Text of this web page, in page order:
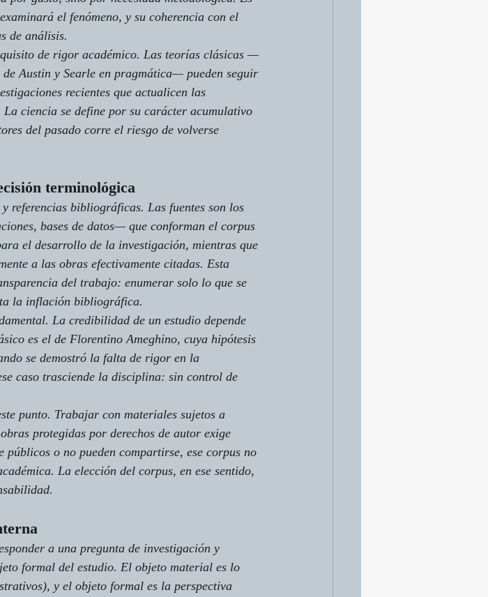
el fenómeno, y su coherencia con el
de análisis.
de rigor académico. Las teorías clásicas —
Austin y Searle en pragmática— pueden seguir
recientes que actualicen las
ciencia se define por su carácter acumulativo
del pasado corre el riesgo de volverse
terminológica
y referencias bibliográficas. Las fuentes son los
bases de datos— que conforman el corpus
el desarrollo de la investigación, mientras que
a las obras efectivamente citadas. Esta
del trabajo: enumerar solo lo que se
la inflación bibliográfica.
La credibilidad de un estudio depende
es el de Florentino Ameghino, cuya hipótesis
se demostró la falta de rigor en la
caso trasciende la disciplina: sin control de
punto. Trabajar con materiales sujetos a
protegidas por derechos de autor exige
públicos o no pueden compartirse, ese corpus no
La elección del corpus, en ese sentido,
a una pregunta de investigación y
formal del estudio. El objeto material es lo
y el objeto formal es la perspectiva